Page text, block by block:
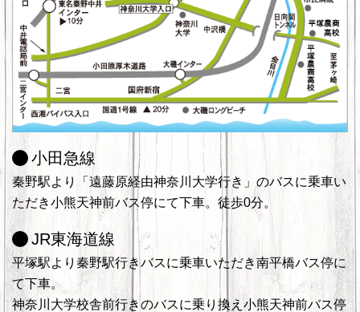
小田急線
秦野駅より「遠藤原経由神奈川大学行き」のバスに乗車い
ただき小熊天神前バス停にて下車。徒歩0分。
JR東海道線
平塚駅より秦野駅行きバスに乗車いただき南平橋バス停に
て下車。
神奈川大学校舎前行きのバスに乗り換え小熊天神前バス停